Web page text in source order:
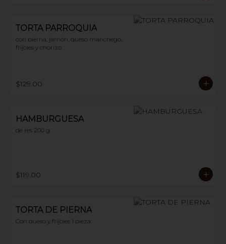
TORTA PARROQUIA
con pierna, jamón, queso manchego,
frijoles y chorizo .
$129.00
HAMBURGUESA
de res 200 g
$119.00
TORTA DE PIERNA
Con queso y frijoles 1 pieza.